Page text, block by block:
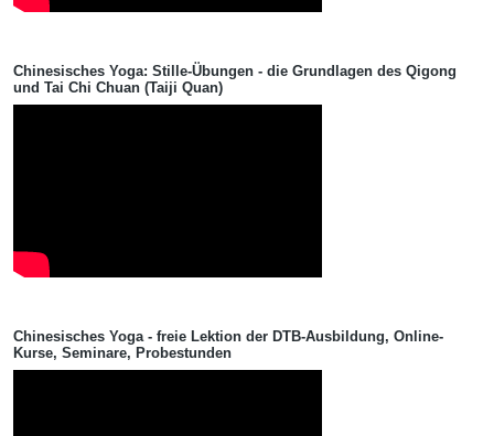
Chinesisches Yoga: Stille-Übungen - die Grundlagen des Qigong
und Tai Chi Chuan (Taiji Quan)
Chinesisches Yoga - freie Lektion der DTB-Ausbildung, Online-
Kurse, Seminare, Probestunden